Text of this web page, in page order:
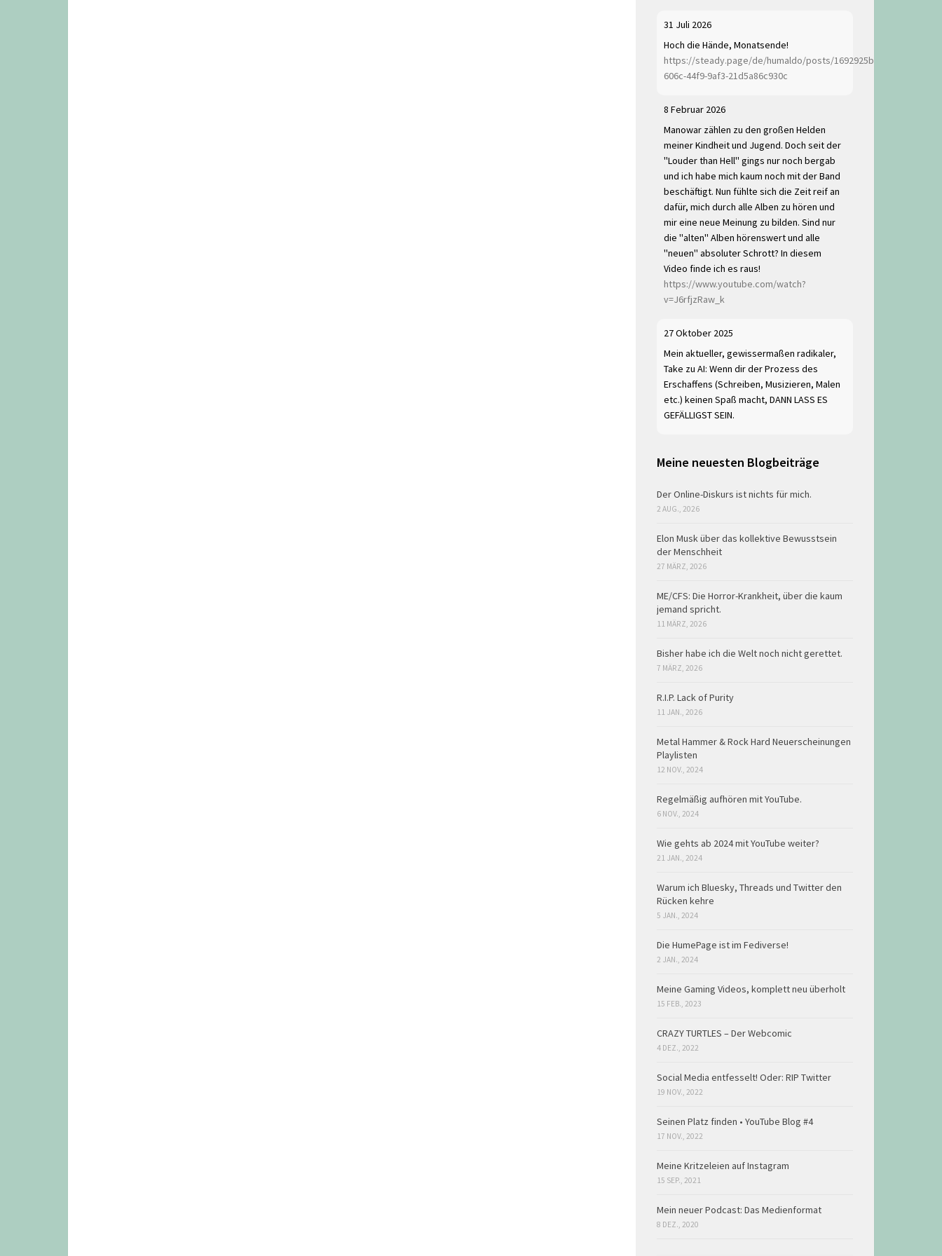
31 Juli 2026
Hoch die Hände, Monatsende!
https://steady.page/de/humaldo/posts/1692925b-
606c-44f9-9af3-21d5a86c930c
8 Februar 2026
Manowar zählen zu den großen Helden
meiner Kindheit und Jugend. Doch seit der
"Louder than Hell" gings nur noch bergab
und ich habe mich kaum noch mit der Band
beschäftigt. Nun fühlte sich die Zeit reif an
dafür, mich durch alle Alben zu hören und
mir eine neue Meinung zu bilden. Sind nur
die "alten" Alben hörenswert und alle
"neuen" absoluter Schrott? In diesem
Video finde ich es raus!
https://www.youtube.com/watch?
v=J6rfjzRaw_k
27 Oktober 2025
Mein aktueller, gewissermaßen radikaler,
Take zu AI: Wenn dir der Prozess des
Erschaffens (Schreiben, Musizieren, Malen
etc.) keinen Spaß macht, DANN LASS ES
GEFÄLLIGST SEIN.
Meine neuesten Blogbeiträge
Der Online-Diskurs ist nichts für mich.
2 AUG., 2026
Elon Musk über das kollektive Bewusstsein
der Menschheit
27 MÄRZ, 2026
ME/CFS: Die Horror-Krankheit, über die kaum
jemand spricht.
11 MÄRZ, 2026
Bisher habe ich die Welt noch nicht gerettet.
7 MÄRZ, 2026
R.I.P. Lack of Purity
11 JAN., 2026
Metal Hammer & Rock Hard Neuerscheinungen
Playlisten
12 NOV., 2024
Regelmäßig aufhören mit YouTube.
6 NOV., 2024
Wie gehts ab 2024 mit YouTube weiter?
21 JAN., 2024
Warum ich Bluesky, Threads und Twitter den
Rücken kehre
5 JAN., 2024
Die HumePage ist im Fediverse!
2 JAN., 2024
Meine Gaming Videos, komplett neu überholt
15 FEB., 2023
CRAZY TURTLES – Der Webcomic
4 DEZ., 2022
Social Media entfesselt! Oder: RIP Twitter
19 NOV., 2022
Seinen Platz finden • YouTube Blog #4
17 NOV., 2022
Meine Kritzeleien auf Instagram
15 SEP., 2021
Mein neuer Podcast: Das Medienformat
8 DEZ., 2020